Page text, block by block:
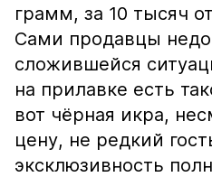
грамм, за 10 тысяч
Сами продавцы
сложившейся
на прилавке есть
вот чёрная икра,
цену, не редкий
эксклюзивность